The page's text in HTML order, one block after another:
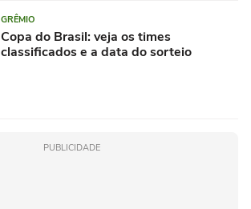
GRÊMIO
Copa do Brasil: veja os times
classificados e a data do sorteio
PUBLICIDADE